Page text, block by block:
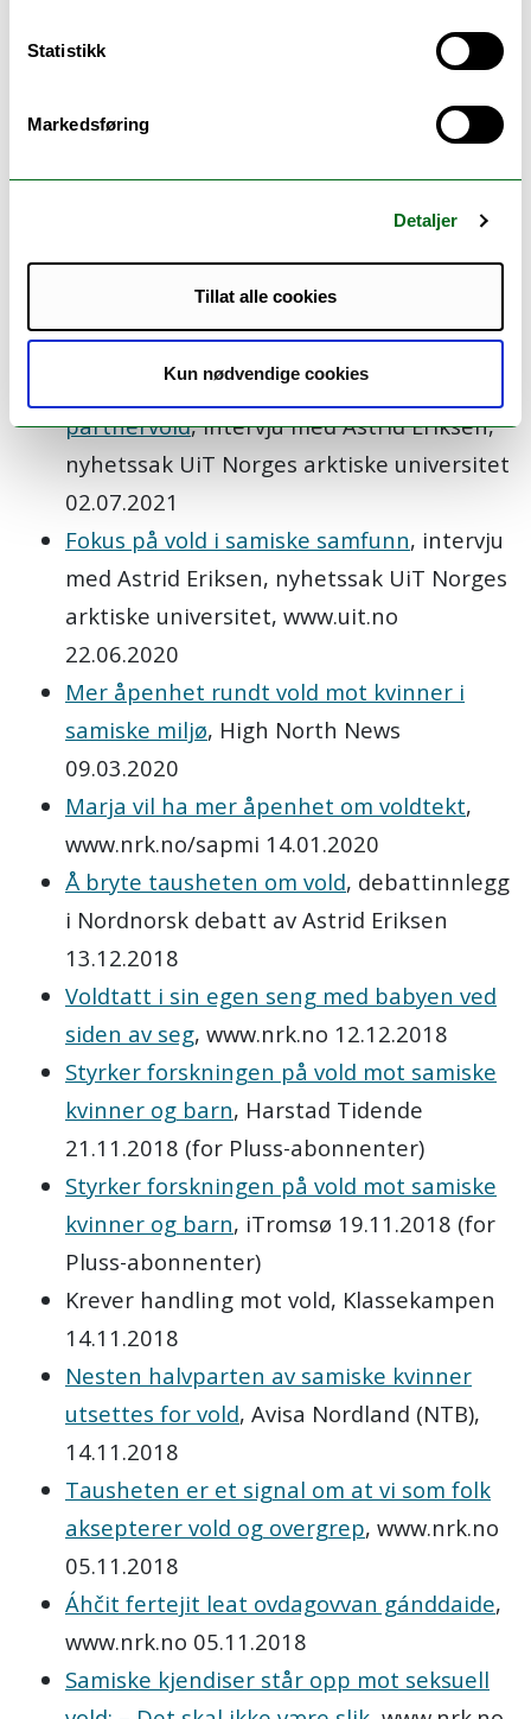
Statistikk
Markedsføring
Detaljer
Tillat alle cookies
Kun nødvendige cookies
med
, henvisning til SAMINOR 2 resultater,
Søker svar på hvorfor kvinner blir
Vold mot samiske kvinner, intervju med
Astrid Eriksen og Ann Raghild Broderstad,
NRK Nyhetsmorgen 28.07.2021
Samiske kvinner mer utsatt for
partnervold, intervju med Astrid Eriksen,
nyhetssak UiT Norges arktiske universitet
02.07.2021
Fokus på vold i samiske samfunn, intervju
med Astrid Eriksen, nyhetssak UiT Norges
arktiske universitet, www.uit.no
22.06.2020
Mer åpenhet rundt vold mot kvinner i
samiske miljø, High North News
09.03.2020
Marja vil ha mer åpenhet om voldtekt,
www.nrk.no/sapmi 14.01.2020
Å bryte tausheten om vold, debattinnlegg
i Nordnorsk debatt av Astrid Eriksen
13.12.2018
Voldtatt i sin egen seng med babyen ved
siden av seg, www.nrk.no 12.12.2018
Styrker forskningen på vold mot samiske
kvinner og barn, Harstad Tidende
21.11.2018 (for Pluss-abonnenter)
Styrker forskningen på vold mot samiske
kvinner og barn, iTromsø 19.11.2018 (for
Pluss-abonnenter)
Krever handling mot vold, Klassekampen
14.11.2018
Nesten halvparten av samiske kvinner
utsettes for vold, Avisa Nordland (NTB),
14.11.2018
Tausheten er et signal om at vi som folk
aksepterer vold og overgrep, www.nrk.no
05.11.2018
Áhčit fertejit leat ovdagovvan gánddaide,
www.nrk.no 05.11.2018
Samiske kjendiser står opp mot seksuell